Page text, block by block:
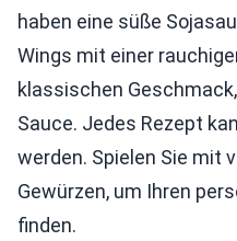
haben eine süße
Wings mit einer
klassischen
Sauce. Jedes Rezept
werden. Spielen Sie mit
Gewürzen, um Ihren
finden.